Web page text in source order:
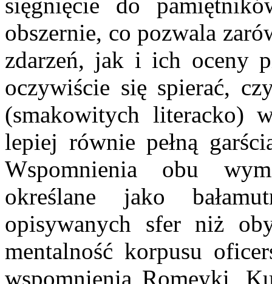
obszernie, co pozwala
zdarzeń, jak i ich oceny
oczywiście się spierać,
(smakowitych literacko)
lepiej równie pełną
Wspomnienia obu
określane jako
opisywanych sfer niż
mentalność korpusu
wspomnienia Romeyki,